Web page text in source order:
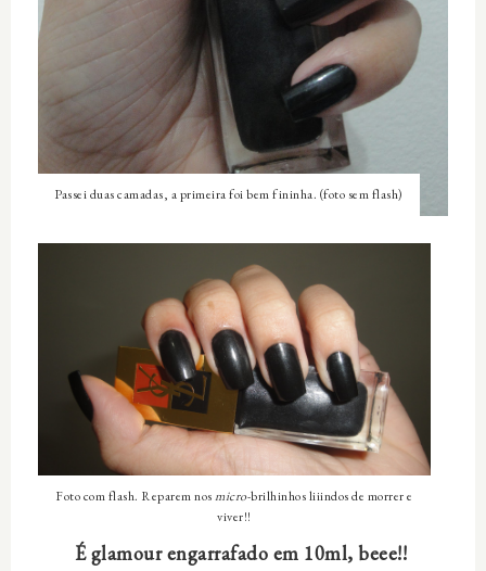
Passei duas camadas, a primeira foi bem fininha. (foto sem flash)
Foto com flash. Reparem nosmicro-brilhinhos liiindos de morrer e
viver!!
É glamour engarrafado em 10ml, beee!!